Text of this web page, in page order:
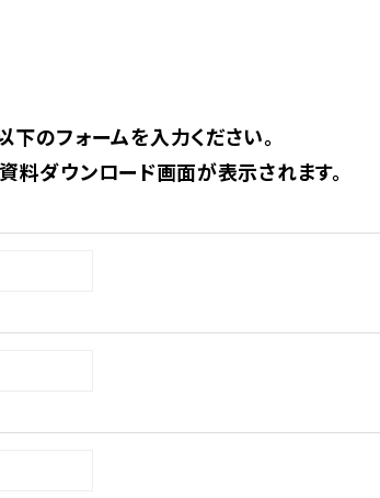
下のフォームを入力ください。
料ダウンロード画面が表示されます。